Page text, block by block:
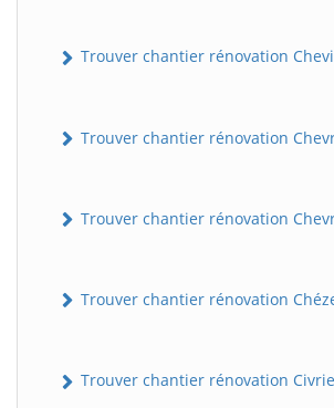
Trouver chantier rénovation
Trouver chantier rénovation
Trouver chantier rénovation
Trouver chantier rénovation
Trouver chantier rénovation